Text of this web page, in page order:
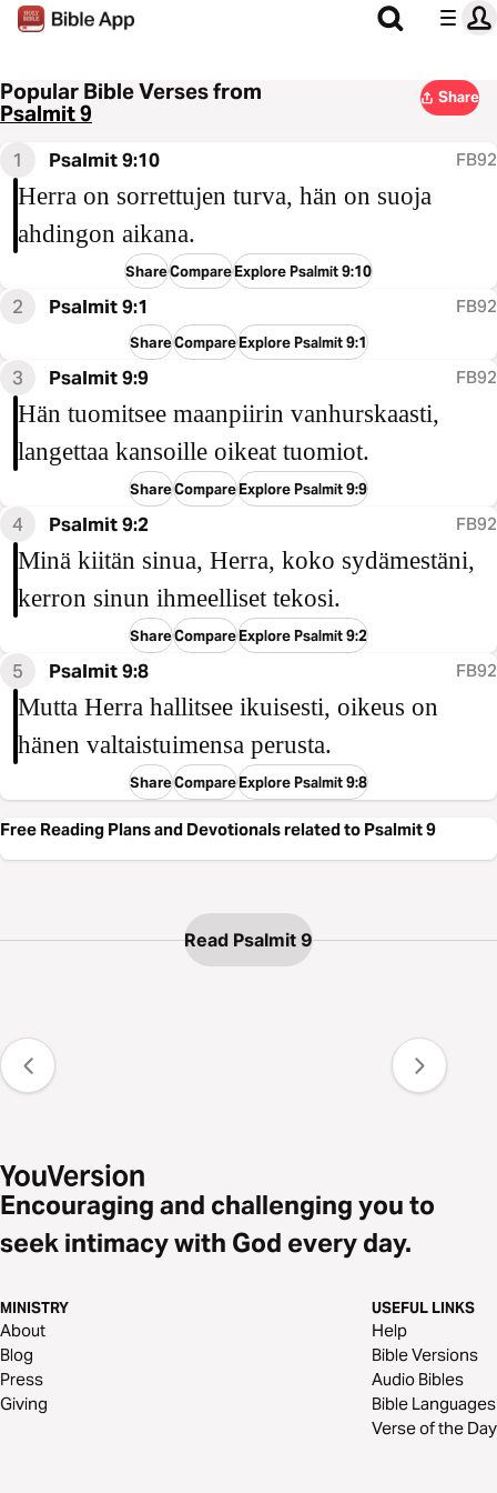
Popular Bible Verses from
Psalmit 9
Share
1 Psalmit 9:10 FB92
Herra on sorrettujen turva, hän on suoja
ahdingon aikana.
ShareCompareExplore Psalmit 9:10
2 Psalmit 9:1 FB92
ShareCompareExplore Psalmit 9:1
3 Psalmit 9:9 FB92
Hän tuomitsee maanpiirin vanhurskaasti,
langettaa kansoille oikeat tuomiot.
ShareCompareExplore Psalmit 9:9
4 Psalmit 9:2 FB92
Minä kiitän sinua, Herra, koko sydämestäni,
kerron sinun ihmeelliset tekosi.
ShareCompareExplore Psalmit 9:2
5 Psalmit 9:8 FB92
Mutta Herra hallitsee ikuisesti, oikeus on
hänen valtaistuimensa perusta.
ShareCompareExplore Psalmit 9:8
Free Reading Plans and Devotionals related to Psalmit 9
Read Psalmit 9
Encouraging and challenging you to
seek intimacy with God every day.
MINISTRY
About
Blog
Press
Giving
USEFUL LINKS
Help
Bible Versions
Audio Bibles
Bible Languages
Verse of the Day